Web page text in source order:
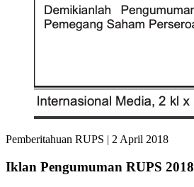
Pemberitahuan RUPS | 2 April 2018
Iklan Pengumuman RUPS 2018